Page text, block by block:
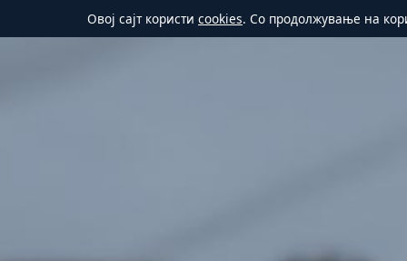
Овој сајт користи cookies. Со продолжување на